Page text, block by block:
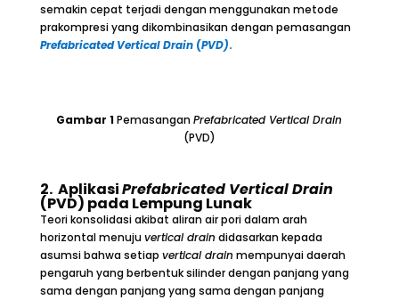
semakin cepat terjadi dengan menggunakan metode
prakompresi yang dikombinasikan dengan pemasangan
Prefabricated Vertical Drain (PVD).
Gambar1PemasanganPrefabricated Vertical Drain
(PVD)
2. AplikasiPrefabricated Vertical Drain
(PVD) pada Lempung Lunak
Teori konsolidasi akibat aliran air pori dalam arah
horizontal menujuvertical drain didasarkan kepada
asumsi bahwa setiap vertical drain mempunyai daerah
pengaruh yang berbentuk silinder dengan panjang yang
sama dengan panjang yang sama dengan panjang